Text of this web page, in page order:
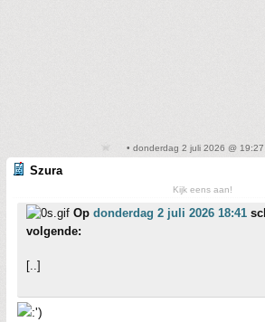
• donderdag 2 juli 2026 @ 19:27
Szura
Kijk eens aan!
Op donderdag 2 juli 2026 18:41
volgende:
[..]